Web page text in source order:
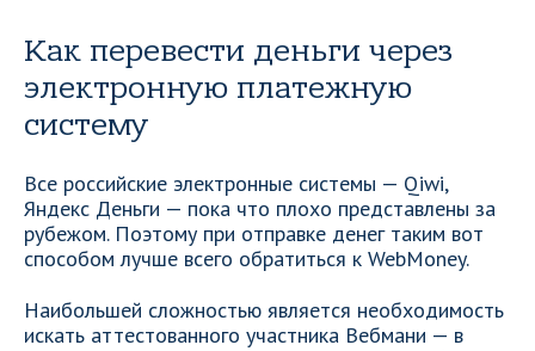
Как перевести деньги через
электронную платежную
систему
Все российские электронные системы — Qiwi,
Яндекс Деньги — пока что плохо представлены за
рубежом. Поэтому при отправке денег таким вот
способом лучше всего обратиться к WebMoney.
Наибольшей сложностью является необходимость
искать аттестованного участника Вебмани — в